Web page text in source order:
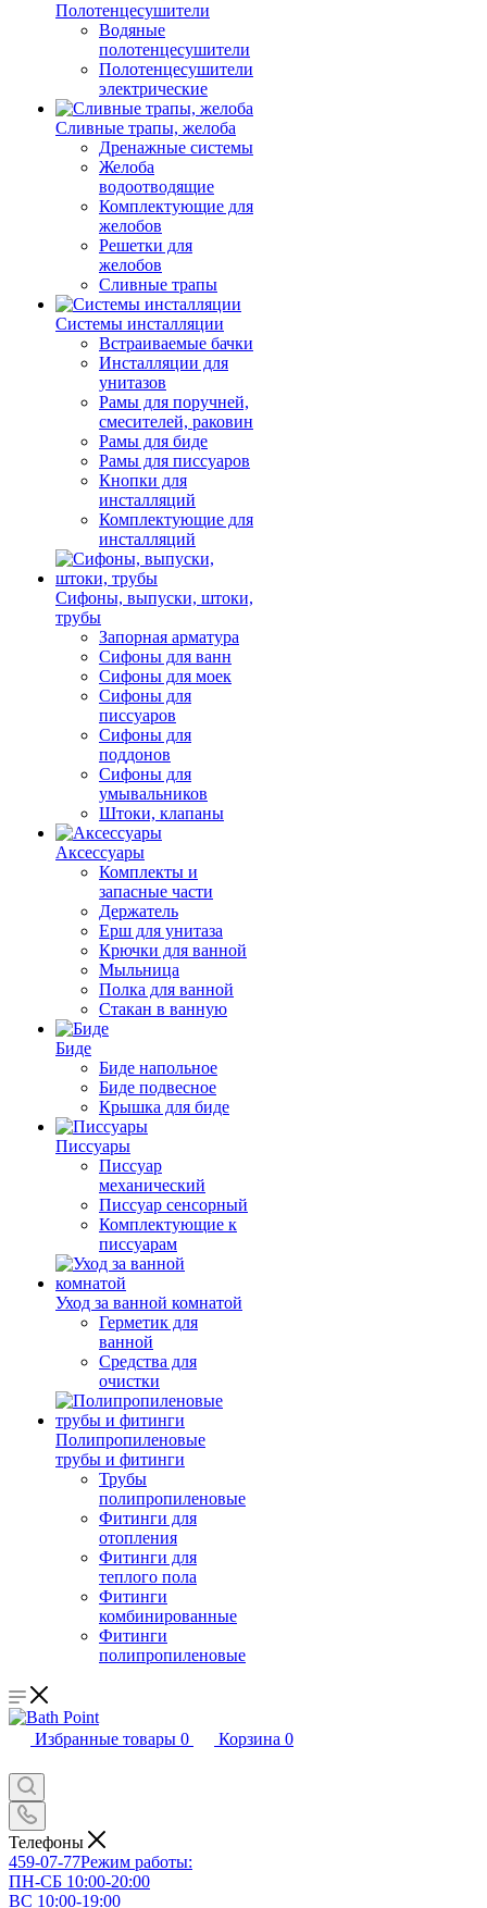
Полотенцесушители
Водяные
полотенцесушители
Полотенцесушители
электрические
Сливные трапы, желоба
Дренажные системы
Желоба
водоотводящие
Комплектующие для
желобов
Решетки для
желобов
Сливные трапы
Системы инсталляции
Встраиваемые бачки
Инсталляции для
унитазов
Рамы для поручней,
смесителей, раковин
Рамы для биде
Рамы для писсуаров
Кнопки для
инсталляций
Комплектующие для
инсталляций
Сифоны, выпуски, штоки,
трубы
Запорная арматура
Сифоны для ванн
Сифоны для моек
Сифоны для
писсуаров
Сифоны для
поддонов
Сифоны для
умывальников
Штоки, клапаны
Аксессуары
Комплекты и
запасные части
Держатель
Ерш для унитаза
Крючки для ванной
Мыльница
Полка для ванной
Стакан в ванную
Биде
Биде напольное
Биде подвесное
Крышка для биде
Писсуары
Писсуар
механический
Писсуар сенсорный
Комплектующие к
писсуарам
Уход за ванной комнатой
Герметик для
ванной
Средства для
очистки
Полипропиленовые
трубы и фитинги
Трубы
полипропиленовые
Фитинги для
отопления
Фитинги для
теплого пола
Фитинги
комбинированные
Фитинги
полипропиленовые
Избранные товары 0 Корзина 0
Телефоны
459-07-77Режим работы:
ПН-СБ 10:00-20:00
ВС 10:00-19:00